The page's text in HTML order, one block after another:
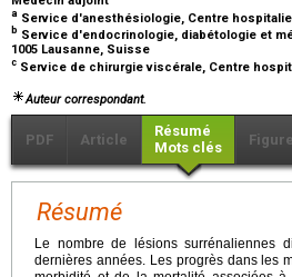
a Service d'anesthésiologie, Centre
b Service d'endocrinologie, diabétologie et
1005 Lausanne, Suisse
c Service de chirurgie viscérale, Centre
Auteur correspondant.
PDF Article
Résumé
Mots clés
Résumé
Le nombre de lésions surrénaliennes
dernières années. Les progrès dans les